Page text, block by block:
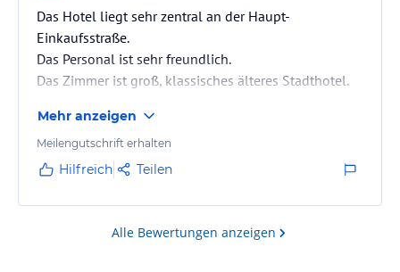
Das Hotel liegt sehr zentral an der Haupt-
Einkaufsstraße.
Das Personal ist sehr freundlich.
Das Zimmer ist groß, klassisches älteres Stadthotel.
Bad auch ordentliche Größe.
Das Frühstück ist sehr gut, inkl. Prosecco.
Vorsicht walten lassen.
Mehr anzeigen
Meilengutschrift erhalten
Hilfreich Teilen
Alle Bewertungen anzeigen